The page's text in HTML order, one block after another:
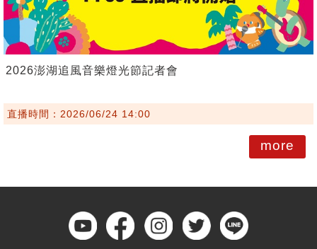
2026澎湖追風音樂燈光節記者會
直播時間：2026/06/24 14:00
more